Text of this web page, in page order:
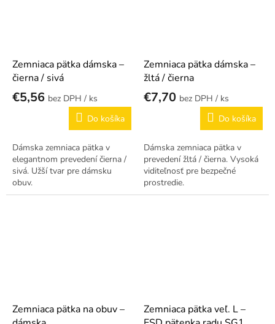
Zemniaca pätka dámska –
čierna / sivá
€5,56
/ ks
Do košíka
Dámska zemniaca pätka v
elegantnom prevedení čierna /
sivá. Užší tvar pre dámsku
obuv.
Zemniaca pätka dámska –
žltá / čierna
€7,70
/ ks
Do košíka
Dámska zemniaca pätka v
prevedení žltá / čierna. Vysoká
viditeľnosť pre bezpečné
prostredie.
Zemniaca pätka na obuv –
Zemniaca pätka veľ. L –